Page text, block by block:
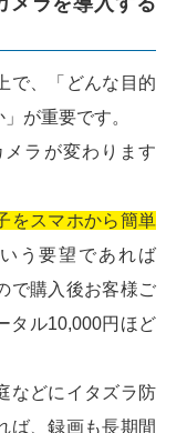
で、「どんな目的
が重要です。
ラが変わります
をスマホから簡単
いう要望であれば
で購入後お客様ご
タル10,000円ほど
などにイタズラ防
ば、録画も長期間